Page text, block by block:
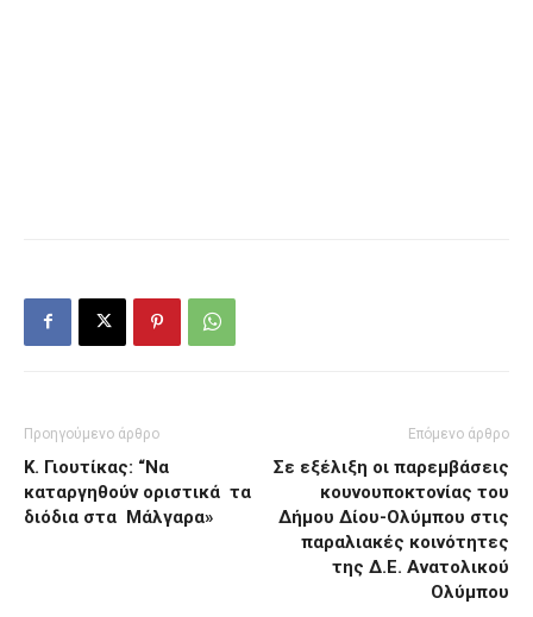
Προηγούμενο άρθρο
Κ. Γιουτίκας: “Να
καταργηθούν οριστικά τα
διόδια στα Μάλγαρα»
Επόμενο άρθρο
Σε εξέλιξη οι παρεμβάσεις
κουνουποκτονίας του
Δήμου Δίου-Ολύμπου στις
παραλιακές κοινότητες
της Δ.Ε. Ανατολικού
Ολύμπου